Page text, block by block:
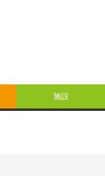
施設